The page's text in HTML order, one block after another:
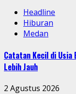
Headline
Hiburan
Medan
Catatan Kecil di Usia
Lebih Jauh
2 Agustus 2026